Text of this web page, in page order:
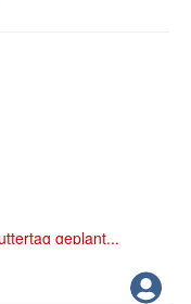
Mails im Namen der Stadt
in Pforzheim ab 28. April
geplant...